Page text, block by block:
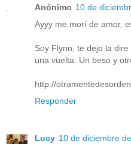
Anónimo 10 de
Ayyy me morí de amor,
Soy Flynn, te dejo la
una vuelta. Un beso y
http://
Responder
Lucy 10 de diciembre